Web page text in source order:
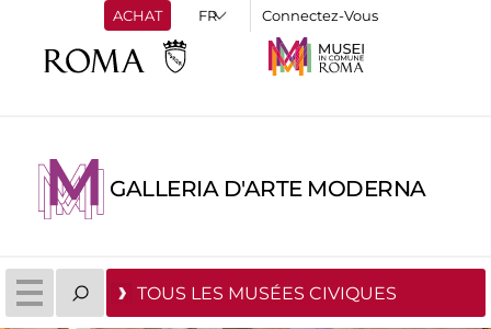
ACHAT Connectez-Vous
GALLERIA D'ARTE MODERNA
TOUS LES MUSÉES CIVIQUES